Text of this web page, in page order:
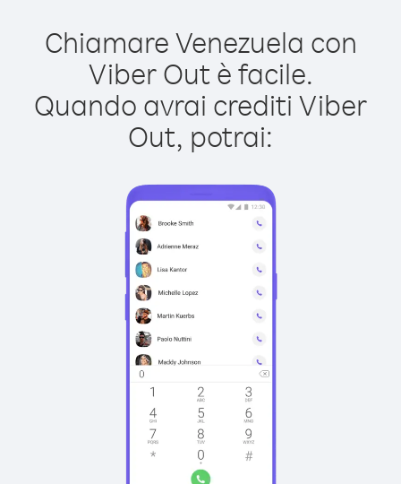
Chiamare Venezuela con
Viber Out è facile.
Quando avrai crediti Viber
Out, potrai: